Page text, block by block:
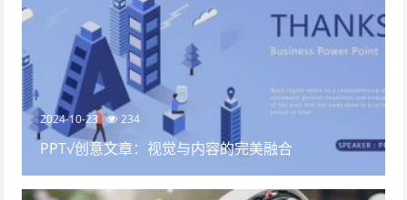
2024-10-23 234
PPT√创意文章：视觉与内容的完美融合